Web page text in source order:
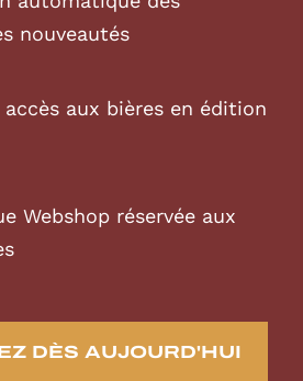
nouveautés
accès aux bières en édition
Webshop réservée aux
DÈS AUJOURD'HUI